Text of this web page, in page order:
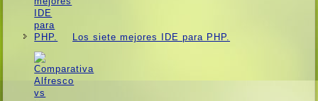
Los siete mejores IDE para PHP.